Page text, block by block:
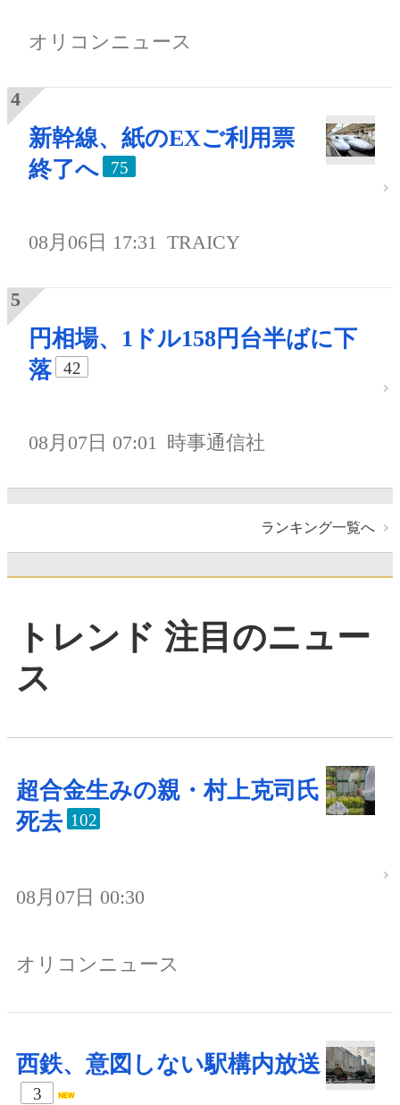
オリコンニュース
新幹線、紙のEXご利用票
終了へ
75
08月06日 17:31 TRAICY
円相場、1ドル158円台半ばに下
落
42
08月07日 07:01 時事通信社
ランキング一覧へ
トレンド 注目のニュー
ス
超合金生みの親・村上克司氏
死去 102
08月07日 00:30
オリコンニュース
西鉄、意図しない駅構内放送
3